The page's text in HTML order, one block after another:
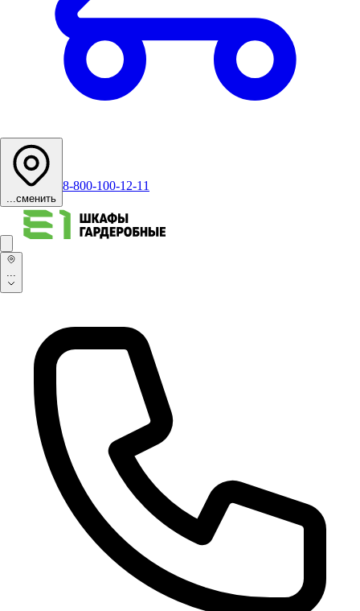
...сменить
8-800-100-12-11
...